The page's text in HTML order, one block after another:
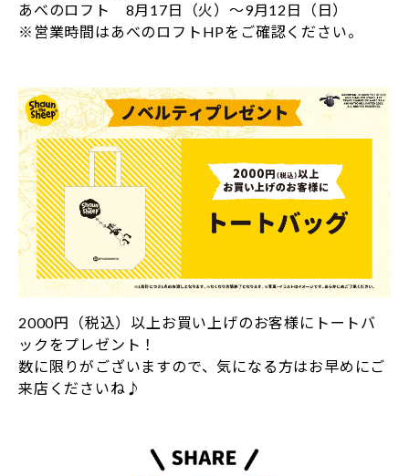
あべのロフト 8月17日（火）～9月12日（日）
※営業時間はあべのロフトHPをご確認ください。
2000円（税込）以上お買い上げのお客様にトートバ
ックをプレゼント！
数に限りがございますので、気になる方はお早めにご
来店くださいね♪